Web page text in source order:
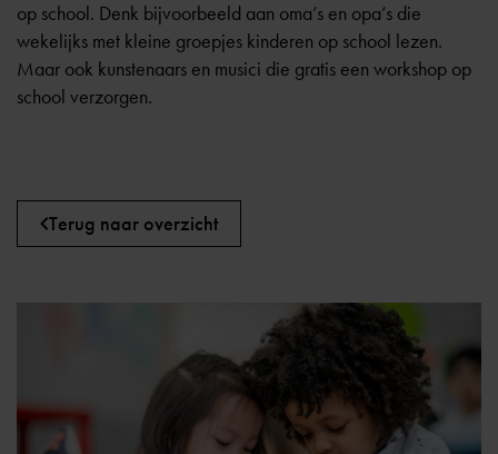
op school. Denk bijvoorbeeld aan oma’s en opa’s die
wekelijks met kleine groepjes kinderen op school lezen.
Maar ook kunstenaars en musici die gratis een workshop op
school verzorgen.
Terug naar overzicht